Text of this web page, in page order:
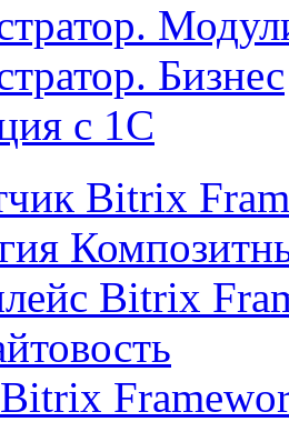
Бизнес
с 1С
Bitrix
Bitrix